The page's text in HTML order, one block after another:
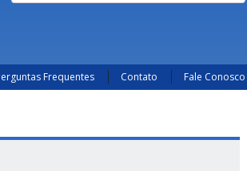
Frequentes Contato Fale Conosco